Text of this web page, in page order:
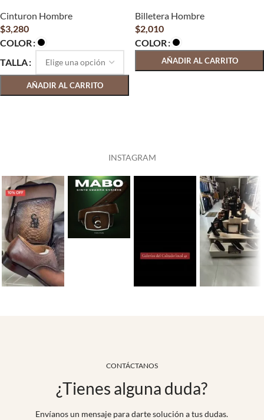
Cinturon Hombre
$3,280
COLOR
TALLA
AÑADIR AL CARRITO
Billetera Hombre
$2,010
COLOR
AÑADIR AL CARRITO
INSTAGRAM​
CONTÁCTANOS
¿Tienes alguna duda?​
Envíanos un mensaje para darte solución a tus dudas.